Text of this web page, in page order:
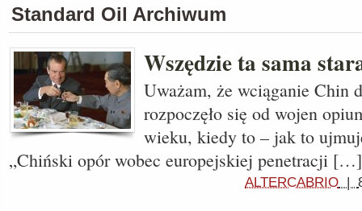
Standard Oil Archiwum
Wszędzie ta sama
Uważam, że wciąganie Chin
rozpoczęło się od wojen
wieku, kiedy to – jak to
„Chiński opór wobec europejskiej penetracji […]
ALTERCABRIO |